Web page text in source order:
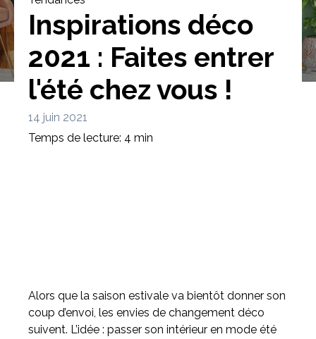
Bibliothèque Meuble tv Dressing
Inspirations déco
2021 : Faites entrer
l'été chez vous !
14 juin 2021
Temps de lecture: 4 min
Alors que la saison estivale va bientôt donner son
coup d’envoi, les envies de changement déco
suivent. L’idée : passer son intérieur en mode été